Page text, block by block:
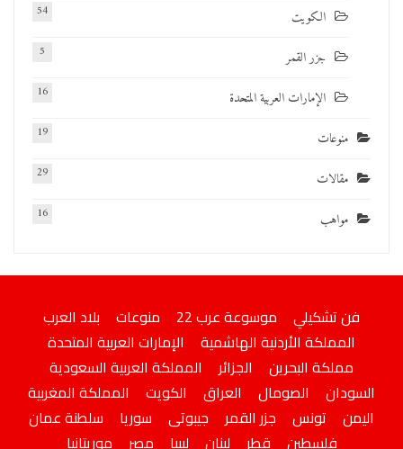
الكويت 54
جزر القمر 5
الإمارات العربية المتحدة 16
منوعات 19
مقالات 29
مواهب 16
فن تشكيلي موسوعة عرب 22 منوعات
بلاد العرب
المملكة الأردنية الهاشمية
الإمارات العربية المتحدة
مملكة البحرين
الجزائر
المملكة العربية السعودية
السودان
الصومال العراق الكويت
المملكة المغربية
اليمن
تونس جزر القمر جيبوتى سوريا
سلطنة عمان
فلسطين
قطر لبنان ليبيا مصر موريتانيا